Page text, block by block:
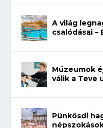
A világ
csalódásai –
Múzeumok
válik a Teve
Pünkösdi